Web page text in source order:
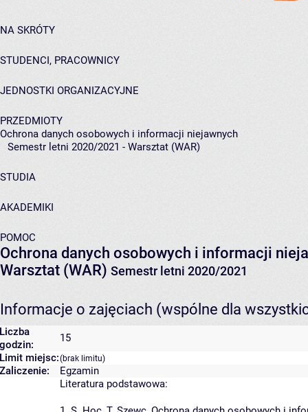
NA SKRÓTY
STUDENCI, PRACOWNICY
JEDNOSTKI ORGANIZACYJNE
PRZEDMIOTY
Ochrona danych osobowych i informacji niejawnych
Semestr letni 2020/2021 - Warsztat (WAR)
STUDIA
AKADEMIKI
POMOC
Ochrona danych osobowych i informacji
Warsztat (WAR) Semestr letni 2020/2021
Informacje o zajęciach (wspólne dla
Liczba
godzin:
15
Limit miejsc:(brak limitu)
Zaliczenie: Egzamin
Literatura podstawowa: